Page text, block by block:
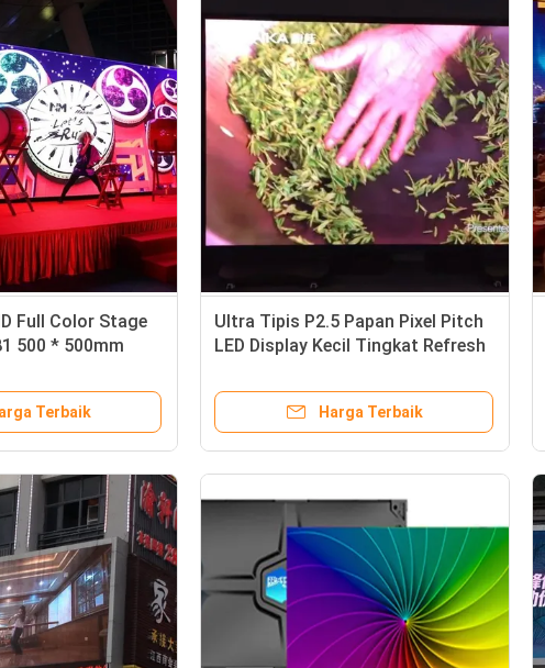
Full Color Stage
500 * 500mm
Terbaik
Ultra Tipis P2.5 Papan Pixel Pitch
LED Display Kecil Tingkat Refresh
Harga Terbaik